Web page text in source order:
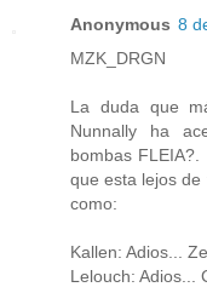
Anonymous 8
MZK_DRGN
La duda que
Nunnally ha
bombas
que esta lejos
como:
Kallen: Adios...
Lelouch: Adios...